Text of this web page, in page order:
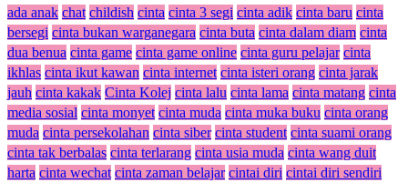
ada anak chat childish cinta cinta 3 segi cinta adik cinta baru cinta
bersegi cinta bukan warganegara cinta buta cinta dalam diam cinta
dua benua cinta game cinta game online cinta guru pelajar cinta
ikhlas cinta ikut kawan cinta internet cinta isteri orang cinta jarak
jauh cinta kakak Cinta Kolej cinta lalu cinta lama cinta matang cinta
media sosial cinta monyet cinta muda cinta muka buku cinta orang
muda cinta persekolahan cinta siber cinta student cinta suami orang
cinta tak berbalas cinta terlarang cinta usia muda cinta wang duit
harta cinta wechat cinta zaman belajar cintai diri cintai diri sendiri